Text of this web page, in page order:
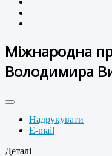
Міжнародна
Володимира
Надрукувати
E-mail
Деталі